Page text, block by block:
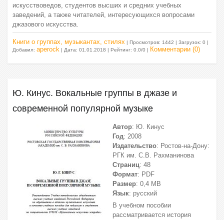
искусствоведов, студентов высших и средних учебных
заведений, а также читателей, интересующихся вопросами
джазового искусства.
Книги о группах, музыкантах, стилях | Просмотров: 1442 | Загрузок: 0 |
Добавил: aperock | Дата: 01.01.2018 | Рейтинг: 0.0/0 | Комментарии (0)
Ю. Кинус. Вокальные группы в джазе и
современной популярной музыке
Автор: Ю. Кинус
Год: 2008
Издательство: Ростов-на-Дону:
РГК им. С.В. Рахманинова
Страниц: 48
Формат: PDF
Размер: 0,4 МВ
Язык: русский
В учебном пособии
рассматривается история